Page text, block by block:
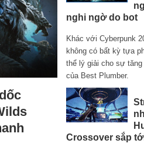
nghi ngờ do bot
Khác với Cyberpunk
không có bất kỳ tựa
thể lý giải cho sự
của Best Plumber.
Crossover sắp